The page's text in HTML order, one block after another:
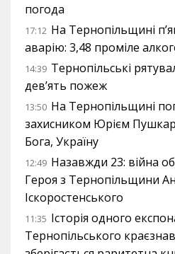
погода
17:12 На Тернопільщині
аварію: 3,48 проміле
14:39 Тернопільські
дев’ять пожеж
13:50 На Тернопільщині
захисником Юрієм
Бога, Україну
12:49 Назавжди 23: війна
Героя з Тернопільщини
Іскоростенського
11:35 Історія одного
Тернопільського